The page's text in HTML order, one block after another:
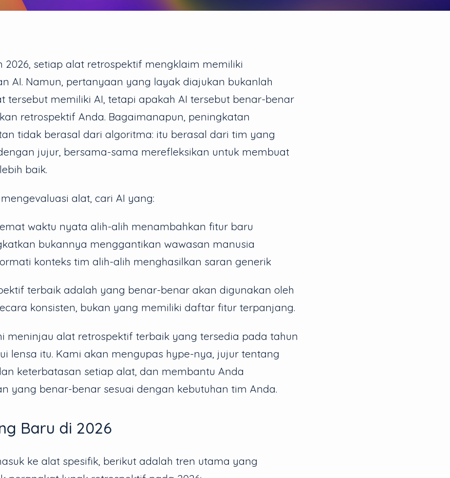
2026, setiap alat retrospektif mengklaim memiliki
AI. Namun, pertanyaan yang layak diajukan bukanlah
tersebut memiliki AI, tetapi apakah AI tersebut benar-benar
retrospektif Anda. Bagaimanapun, peningkatan
tidak berasal dari algoritma: itu berasal dari tim yang
jujur, bersama-sama merefleksikan untuk membuat
baik.
alat, cari AI yang:
waktu nyata alih-alih menambahkan fitur baru
bukannya menggantikan wawasan manusia
konteks tim alih-alih menghasilkan saran generik
terbaik adalah yang benar-benar akan digunakan oleh
konsisten, bukan yang memiliki daftar fitur terpanjang.
meninjau alat retrospektif terbaik yang tersedia pada tahun
lensa itu. Kami akan mengupas hype-nya, jujur tentang
keterbatasan setiap alat, dan membantu Anda
yang benar-benar sesuai dengan kebutuhan tim Anda.
Baru di 2026
ke alat spesifik, berikut adalah tren utama yang